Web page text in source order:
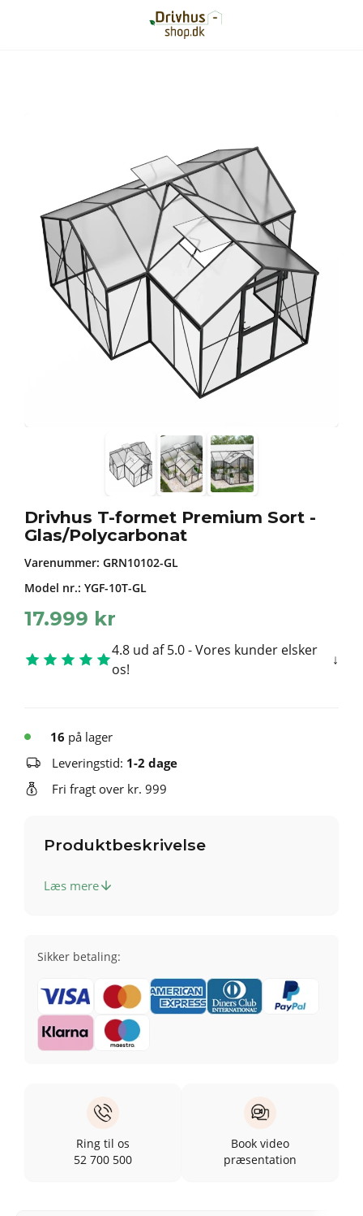
Drivhus T-formet Premium Sort -
Glas/Polycarbonat
Varenummer: GRN10102-GL
Model nr.: YGF-10T-GL
17.999 kr
4.8 ud af 5.0 - Vores kunder elsker
os!
16 på lager
Leveringstid: 1-2 dage
Fri fragt over kr. 999
Produktbeskrivelse
Læs mere
Sikker betaling:
Ring til os
52 700 500
Book video
præsentation